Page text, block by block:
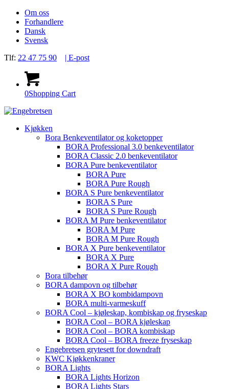
Om oss
Forhandlere
Dansk
Svensk
Tlf: 22 47 75 90 | E-post
0Shopping Cart
Kjøkken
Bora Benkeventilator og koketopper
BORA Professional 3.0 benkeventilator
BORA Classic 2.0 benkeventilator
BORA Pure benkeventilator
BORA Pure
BORA Pure Rough
BORA S Pure benkeventilator
BORA S Pure
BORA S Pure Rough
BORA M Pure benkeventilator
BORA M Pure
BORA M Pure Rough
BORA X Pure benkeventilator
BORA X Pure
BORA X Pure Rough
Bora tilbehør
BORA dampovn og tilbehør
BORA X BO kombidampovn
BORA multi-varmeskuff
BORA Cool – kjøleskap, kombiskap og fryseskap
BORA Cool – BORA kjøleskap
BORA Cool – BORA kombiskap
BORA Cool – BORA freeze fryseskap
Engebretsen grytesett for downdraft
KWC Kjøkkenkraner
BORA Lights
BORA Lights Horizon
BORA Lights Stars